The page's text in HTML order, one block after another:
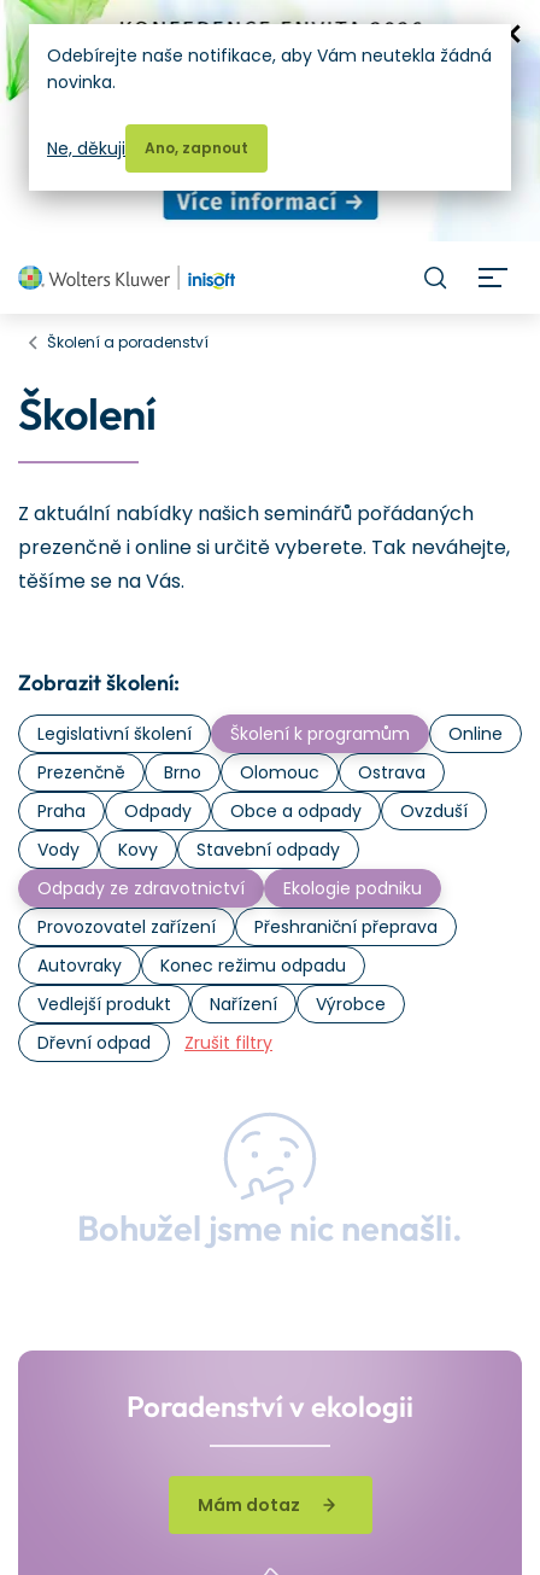
Školení a poradenství
Školení
Z aktuální nabídky našich seminářů pořádaných
prezenčně i online si určitě vyberete. Tak neváhejte,
těšíme se na Vás.
Zobrazit školení:
Legislativní školení Školení k programům
Online
Prezenčně
Brno Olomouc
Ostrava
Praha
Odpady Obce a odpady
Ovzduší
Vody
Kovy
Stavební odpady
Odpady ze zdravotnictví
Ekologie podniku
Provozovatel zařízení
Přeshraniční přeprava
Autovraky
Konec režimu odpadu
Vedlejší produkt
Nařízení
Výrobce
Dřevní odpad
Zrušit filtry
Bohužel jsme nic nenašli.
Poradenství v ekologii
Mám dotaz
Odebírejte naše notifikace, aby Vám neutekla žádná
novinka.
Ano, zapnout
Ne, děkuji